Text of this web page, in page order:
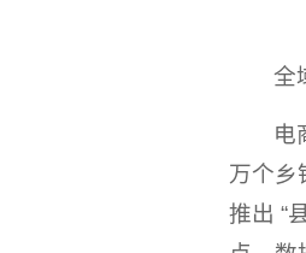
全
电
万个乡
推出 “